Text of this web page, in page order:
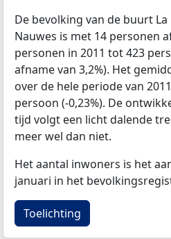
De bevolking van de buurt La
Nauwes is met 14 personen
personen in 2011 tot 423
afname van 3,2%). Het
over de hele periode van
persoon (-0,23%). De
tijd volgt een licht dalende
meer wel dan niet.
Het aantal inwoners is het
januari in het
Toelichting